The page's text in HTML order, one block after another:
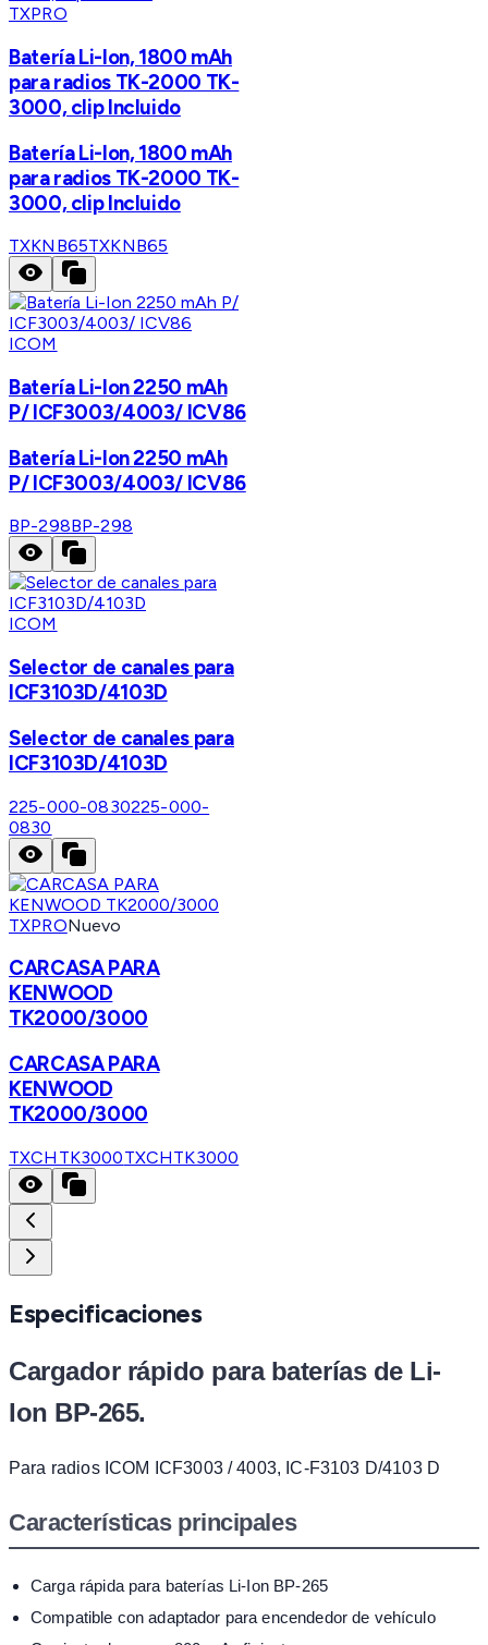
TXPRO
Batería Li-Ion, 1800 mAh
para radios TK-2000 TK-
3000, clip Incluido
Batería Li-Ion, 1800 mAh
para radios TK-2000 TK-
3000, clip Incluido
TXKNB65TXKNB65
ICOM
Batería Li-Ion 2250 mAh
P/ ICF3003/4003/ ICV86
Batería Li-Ion 2250 mAh
P/ ICF3003/4003/ ICV86
BP-298BP-298
ICOM
Selector de canales para
ICF3103D/4103D
Selector de canales para
ICF3103D/4103D
225-000-0830225-000-
0830
TXPRONuevo
CARCASA PARA
KENWOOD
TK2000/3000
CARCASA PARA
KENWOOD
TK2000/3000
TXCHTK3000TXCHTK3000
Especificaciones
Cargador rápido para baterías de Li-
Ion BP-265.
Para radios ICOM ICF3003 / 4003, IC-F3103 D/4103 D
Características principales
Carga rápida para baterías Li-Ion BP-265
Compatible con adaptador para encendedor de vehículo